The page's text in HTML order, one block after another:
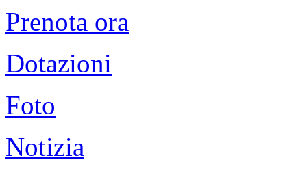
Prenota ora
Dotazioni
Foto
Notizia